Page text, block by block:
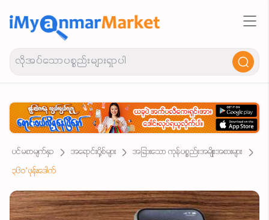
ပင်မစာမျက်နှာ အရောင်းပို့စ်များ
အခြားသော ကုန်ပစ္စည်းအမျိုးအစားများ
၃၆၀°ဖုန်းဒေါက်